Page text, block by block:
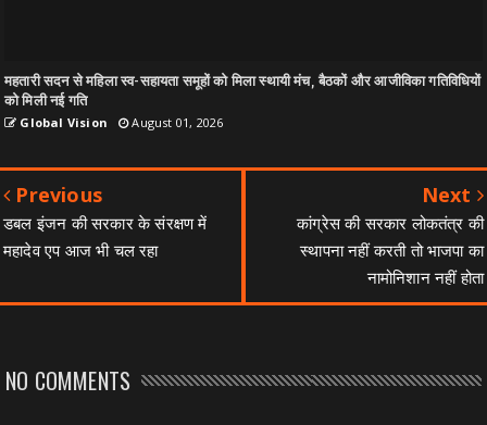
महतारी सदन से महिला स्व-सहायता समूहों को मिला स्थायी मंच, बैठकों और आजीविका गतिविधियों
को मिली नई गति
Global Vision August 01, 2026
Previous
डबल इंजन की सरकार के संरक्षण में
महादेव एप आज भी चल रहा
Next
कांग्रेस की सरकार लोकतंत्र की
स्थापना नहीं करती तो भाजपा का
नामोनिशान नहीं होता
NO COMMENTS